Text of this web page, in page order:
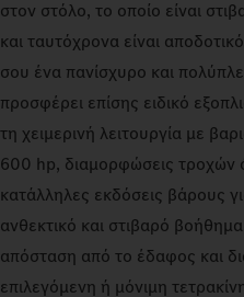
στον στόλο, το οποίο είναι
και ταυτόχρονα είναι
σου ένα πανίσχυρο και
προσφέρει επίσης ειδικό
τη χειμερινή λειτουργία με
600 hp, διαμορφώσεις τροχών
κατάλληλες εκδόσεις βάρους
ανθεκτικό και στιβαρό
απόσταση από το έδαφος και
επιλεγόμενη ή μόνιμη